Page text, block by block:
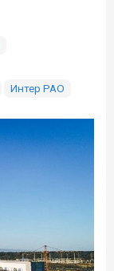
Интер РАО